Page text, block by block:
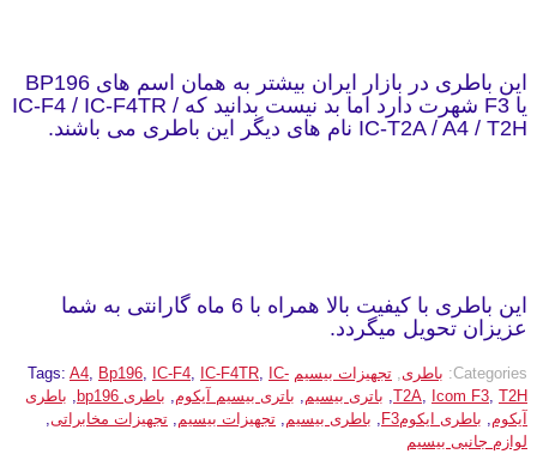
این باطری در بازار ایران بیشتر به همان اسم های BP196
یا F3 شهرت دارد اما بد نیست بدانید که IC-F4 / IC-F4TR /
IC-T2A / A4 / T2H نام های دیگر این باطری می باشند.
این باطری با کیفیت بالا همراه با 6 ماه گارانتی به شما
عزیزان تحویل میگردد.
Categories: باطری, تجهیزات بیسیم Tags: A4, Bp196, IC-F4, IC-F4TR, IC-
T2A, Icom F3, T2H
, باتری بیسیم, باتری بیسیم آیکوم, باطری bp196 , باطری
آیکوم, باطری ایکومF3 , باطری بیسیم, تجهیزات بیسیم, تجهیزات مخابراتی,
لوازم جانبی بیسیم